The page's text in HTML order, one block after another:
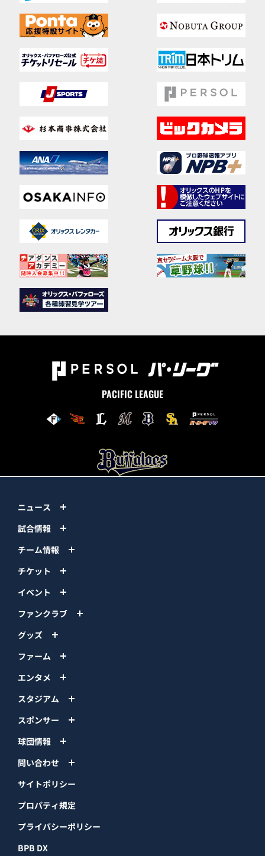
PACIFIC LEAGUE
ニュース
試合情報
チーム情報
チケット
イベント
ファンクラブ
グッズ
ファーム
エンタメ
スタジアム
スポンサー
球団情報
問い合わせ
サイトポリシー
プロパティ規定
プライバシーポリシー
BPB DX